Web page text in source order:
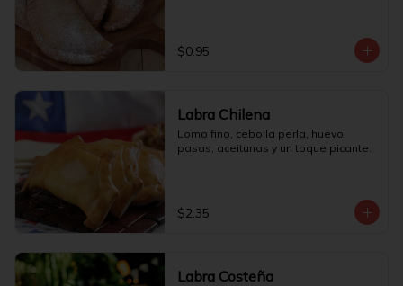
$0.95
Labra Chilena
Lomo fino, cebolla perla, huevo,
pasas, aceitunas y un toque picante.
$2.35
Labra Costeña